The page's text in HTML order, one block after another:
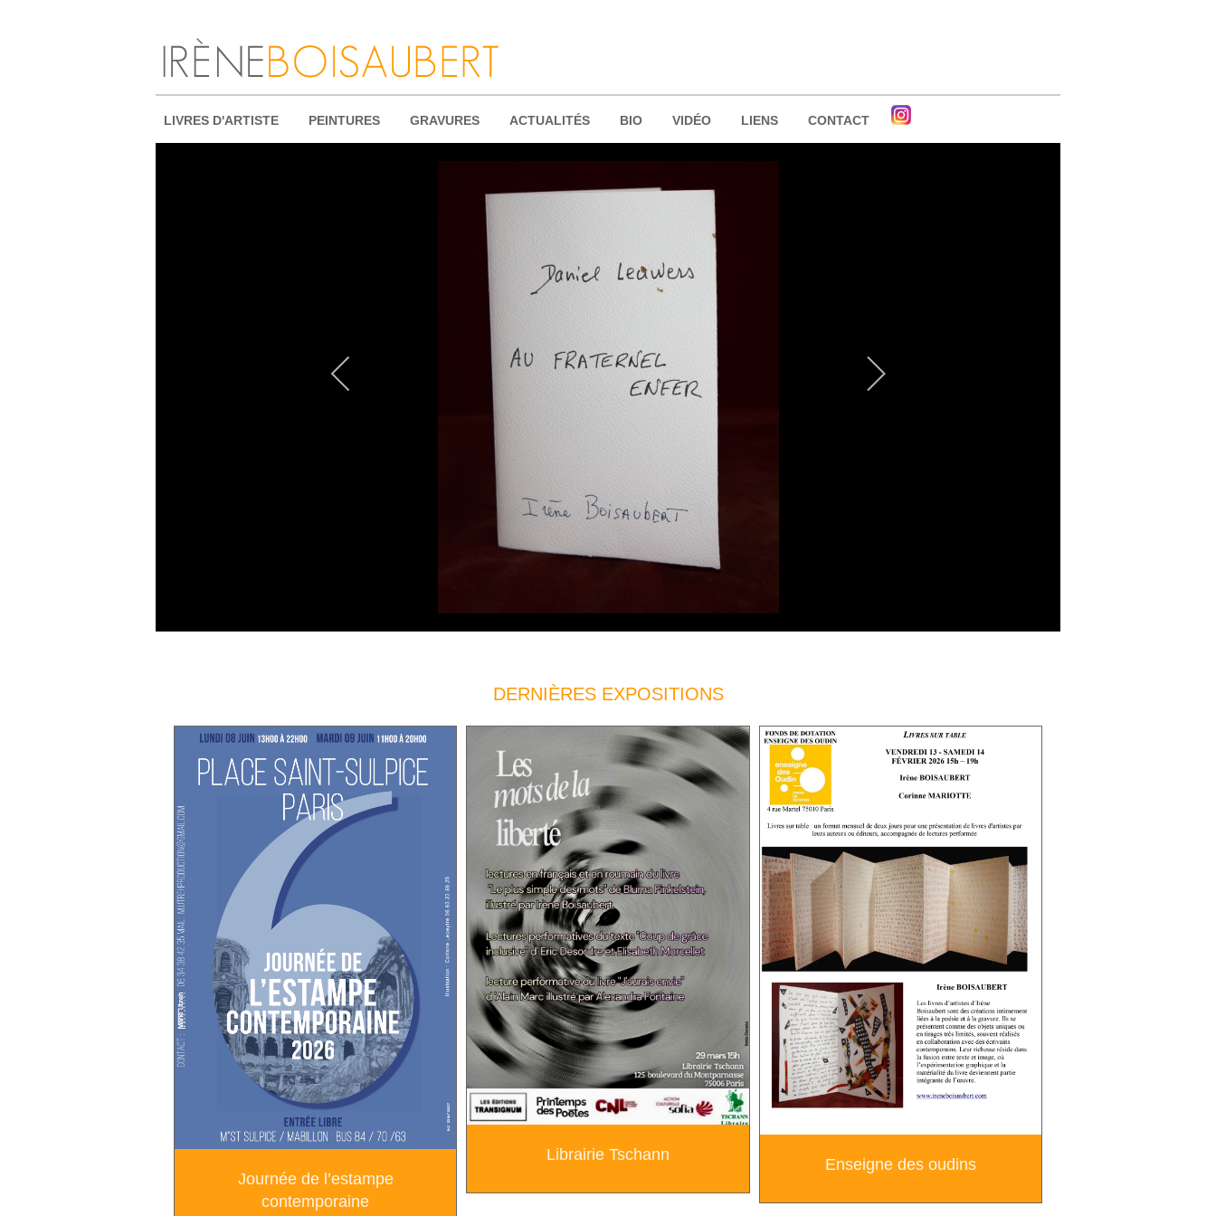
LIVRES D'ARTISTE PEINTURES GRAVURES ACTUALITÉS BIO VIDÉO LIENS CONTACT
DERNIÈRES EXPOSITIONS
Journée de l’estampe
contemporaine
Librairie Tschann
Enseigne des oudins